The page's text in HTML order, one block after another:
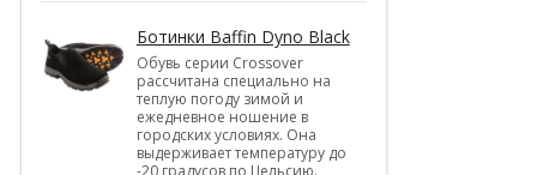
Ботинки Baffin Dyno Black
Обувь серии Crossover
рассчитана специально на
теплую погоду зимой и
ежедневное ношение в
городских условиях. Она
выдерживает температуру до
-20 градусов по Цельсию.